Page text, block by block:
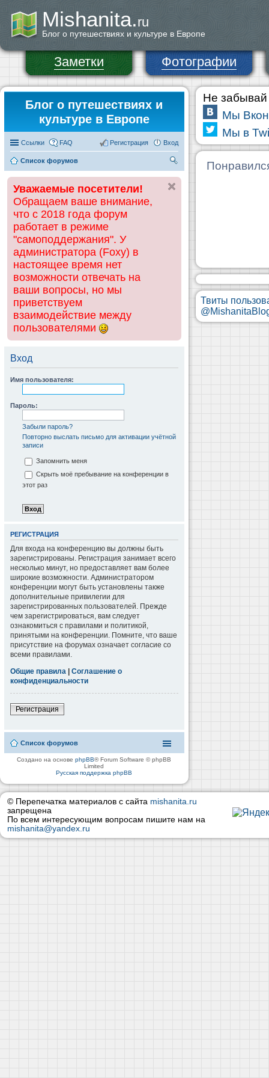
Mishanita.ru
Блог о путешествиях и культуре в Европе
Заметки Фотографии
Блог о путешествиях и
культуре в Европе
Ссылки FAQ Вход
Регистрация
Список форумов
ск
Уважаемые посетители!
Обращаем ваше внимание,
что с 2018 года форум
работает в режиме
"самоподдержания". У
администратора (Foxy) в
настоящее время нет
возможности отвечать на
ваши вопросы, но мы
приветствуем
взаимодействие между
пользователями
Вход
Имя пользователя:
Пароль:
Забыли пароль?
Повторно выслать письмо для активации учётной
записи
Запомнить меня
Скрыть моё пребывание на конференции в
этот раз
РЕГИСТРАЦИЯ
Для входа на конференцию вы должны быть
зарегистрированы. Регистрация занимает всего
несколько минут, но предоставляет вам более
широкие возможности. Администратором
конференции могут быть установлены также
дополнительные привилегии для
зарегистрированных пользователей. Прежде
чем зарегистрироваться, вам следует
ознакомиться с правилами и политикой,
принятыми на конференции. Помните, что ваше
присутствие на форумах означает согласие со
всеми правилами.
Общие правила | Соглашение о
конфиденциальности
Регистрация
Список форумов
Создано на основеphpBB® Forum Software © phpBB
Limited
Русская поддержка phpBB
Не забывай
Мы
Мы в
Твиты
© Перепечатка материалов с сайта mishanita.ru
запрещена
По всем интересующим вопросам пишите нам на
mishanita@yandex.ru